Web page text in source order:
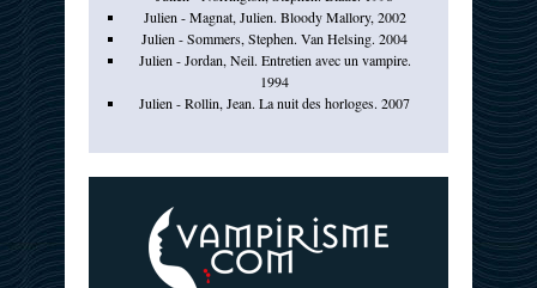
Julien - Magnat, Julien. Bloody Mallory, 2002
Julien - Sommers, Stephen. Van Helsing. 2004
Julien - Jordan, Neil. Entretien avec un vampire.
1994
Julien - Rollin, Jean. La nuit des horloges. 2007